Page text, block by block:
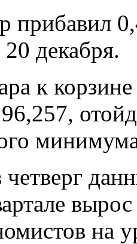
прибавил
декабря.
к
на